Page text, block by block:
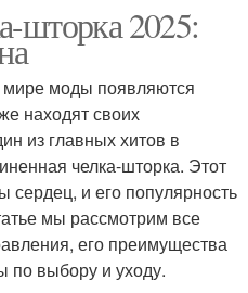
шторка 2025:
моды появляются
находят своих
из главных хитов в
челка-шторка. Этот
сердец, и его популярность
мы рассмотрим все
его преимущества
по выбору и уходу.